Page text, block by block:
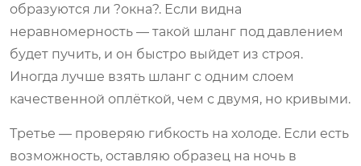
образуются ли ?окна?. Если видна
неравномерность — такой шланг под давлением
будет пучить, и он быстро выйдет из строя.
Иногда лучше взять шланг с одним слоем
качественной оплёткой, чем с двумя, но кривыми.
Третье — проверяю гибкость на холоде. Если есть
возможность, оставляю образец на ночь в